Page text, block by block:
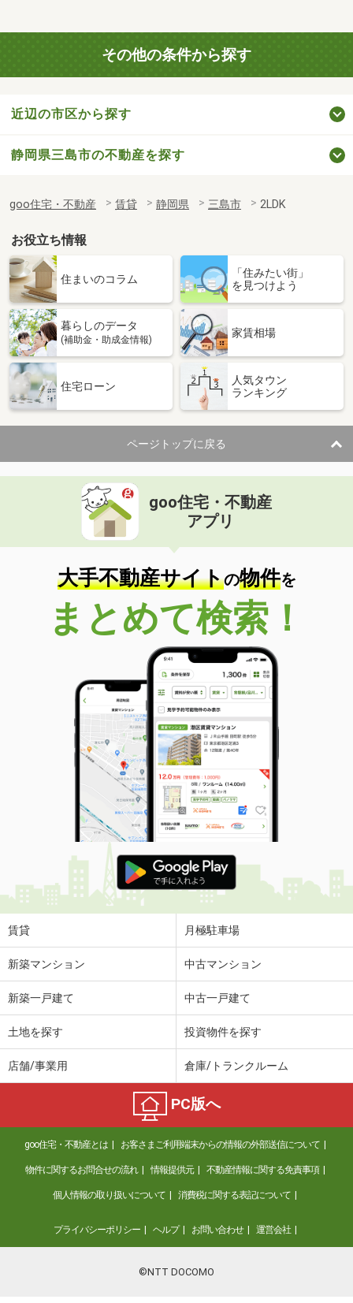
その他の条件から探す
近辺の市区から探す
静岡県三島市の不動産を探す
goo住宅・不動産 賃貸 静岡県 三島市 2LDK
お役立ち情報
住まいのコラム
「住みたい街」
を見つけよう
暮らしのデータ
(補助金・助成金情報)
家賃相場
住宅ローン
人気タウン
ランキング
ページトップに戻る
goo住宅・不動産
アプリ
大手不動産サイトの物件を
まとめて検索！
賃貸 月極駐車場
新築マンション 中古マンション
新築一戸建て 中古一戸建て
土地を探す 投資物件を探す
店舗/事業用 倉庫/トランクルーム
PC版へ
goo住宅・不動産とは お客さまご利用端末からの情報の外部送信について
物件に関するお問合せの流れ 情報提供元 不動産情報に関する免責事項
個人情報の取り扱いについて 消費税に関する表記について
プライバシーポリシー ヘルプ お問い合わせ 運営会社
©NTT DOCOMO